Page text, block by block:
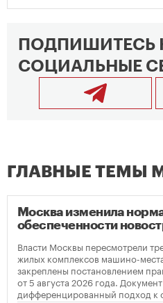
ПОДПИШИТЕСЬ
СОЦИАЛЬНЫЕ
ГЛАВНЫЕ ТЕМЫ
Москва изменила
обеспеченности
Власти Москвы пересмотрели
жилых комплексов машино-
закреплены постановлением
от 5 августа 2026 года.
дифференцированный подход к